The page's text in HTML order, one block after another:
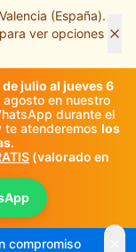
(España).
ver opciones
julio al jueves 6
agosto en nuestro
durante el
te atenderemos los
.
(valorado en
compromiso